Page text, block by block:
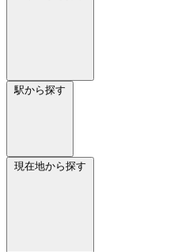
駅から探す
現在地から探す